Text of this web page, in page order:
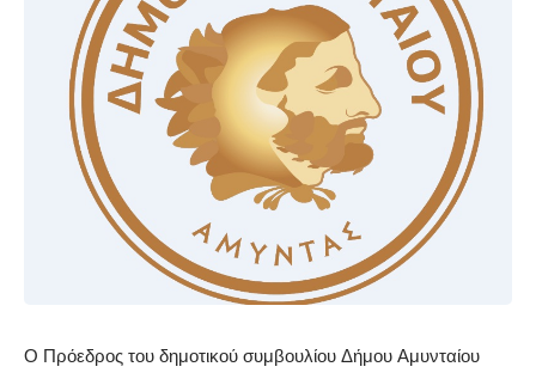
Ο Πρόεδρος του δημοτικού συμβουλίου Δήμου Αμυνταίου